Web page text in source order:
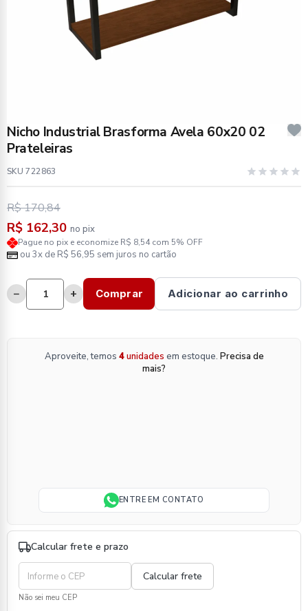
Nicho Industrial Brasforma Avela 60x20 02
Prateleiras
SKU 722863
R$ 170,84
R$ 162,30 no pix
Pague no pix e economize R$ 8,54 com 5% OFF
ou 3x de R$ 56,95 sem juros no cartão
− + Comprar Adicionar ao carrinho
Aproveite, temos 4unidades em estoque. Precisa de
mais?
ENTRE EM CONTATO
Calcular frete e prazo
Não sei meu CEP